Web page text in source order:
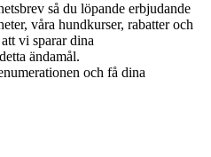
så du löpande erbjudande
våra hundkurser, rabatter och
vi sparar dina
ändamål.
och få dina